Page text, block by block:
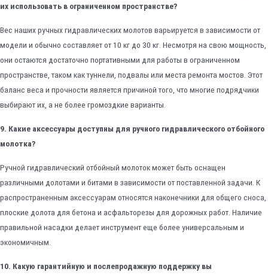
их использовать в ограниченном пространстве?
Вес наших ручных гидравлических молотов варьируется в зависимости от
модели и обычно составляет от 10 кг до 30 кг. Несмотря на свою мощность,
они остаются достаточно портативными для работы в ограниченном
пространстве, таком как туннели, подвалы или места ремонта мостов. Этот
баланс веса и прочности является причиной того, что многие подрядчики
выбирают их, а не более громоздкие варианты.
9. Какие аксессуары доступны для ручного гидравлического отбойного
молотка?
Ручной гидравлический отбойный молоток может быть оснащен
различными долотами и битами в зависимости от поставленной задачи. К
распространенным аксессуарам относятся наконечники для общего сноса,
плоские долота для бетона и асфальторезы для дорожных работ. Наличие
правильной насадки делает инструмент еще более универсальным и
экономичным.
10. Какую гарантийную и послепродажную поддержку вы